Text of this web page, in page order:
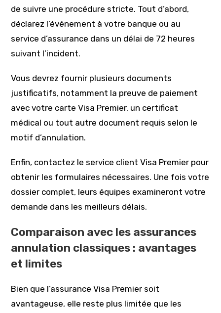
de suivre une procédure stricte. Tout d’abord,
déclarez l’événement à votre banque ou au
service d’assurance dans un délai de 72 heures
suivant l’incident.
Vous devrez fournir plusieurs documents
justificatifs, notamment la preuve de paiement
avec votre carte Visa Premier, un certificat
médical ou tout autre document requis selon le
motif d’annulation.
Enfin, contactez le service client Visa Premier pour
obtenir les formulaires nécessaires. Une fois votre
dossier complet, leurs équipes examineront votre
demande dans les meilleurs délais.
Comparaison avec les assurances
annulation classiques : avantages
et limites
Bien que l’assurance Visa Premier soit
avantageuse, elle reste plus limitée que les